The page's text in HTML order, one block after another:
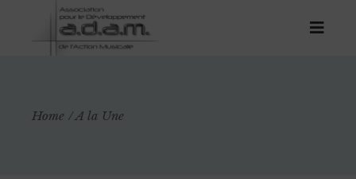
Home A la Une